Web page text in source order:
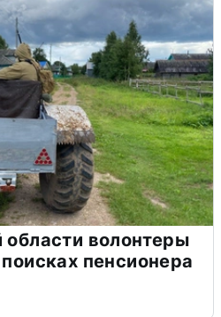
области волонтеры
пенсионера